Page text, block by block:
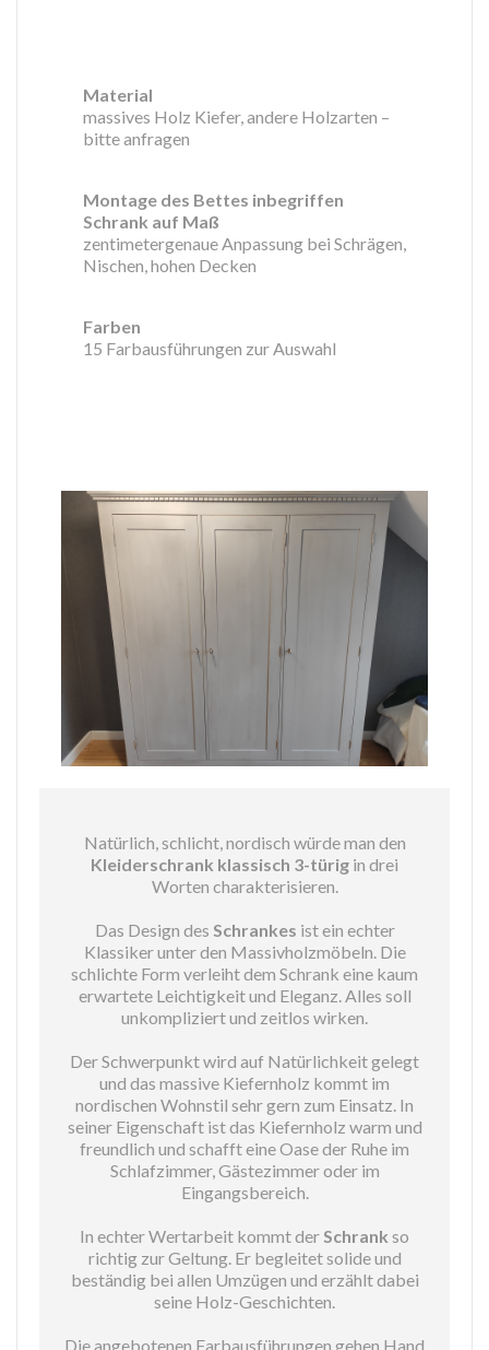
Material
massives Holz Kiefer, andere Holzarten –
bitte anfragen
Montage des Bettes inbegriffen
Schrank auf Maß
zentimetergenaue Anpassung bei Schrägen,
Nischen, hohen Decken
Farben
15 Farbausführungen zur Auswahl
Natürlich, schlicht, nordisch würde man den
Kleiderschrank klassisch 3-türig in drei
Worten charakterisieren.
Das Design des Schrankes ist ein echter
Klassiker unter den Massivholzmöbeln. Die
schlichte Form verleiht dem Schrank eine kaum
erwartete Leichtigkeit und Eleganz. Alles soll
unkompliziert und zeitlos wirken.
Der Schwerpunkt wird auf Natürlichkeit gelegt
und das massive Kiefernholz kommt im
nordischen Wohnstil sehr gern zum Einsatz. In
seiner Eigenschaft ist das Kiefernholz warm und
freundlich und schafft eine Oase der Ruhe im
Schlafzimmer, Gästezimmer oder im
Eingangsbereich.
In echter Wertarbeit kommt derSchrank so
richtig zur Geltung. Er begleitet solide und
beständig bei allen Umzügen und erzählt dabei
seine Holz-Geschichten.
Die angebotenen Farbausführungen gehen Hand